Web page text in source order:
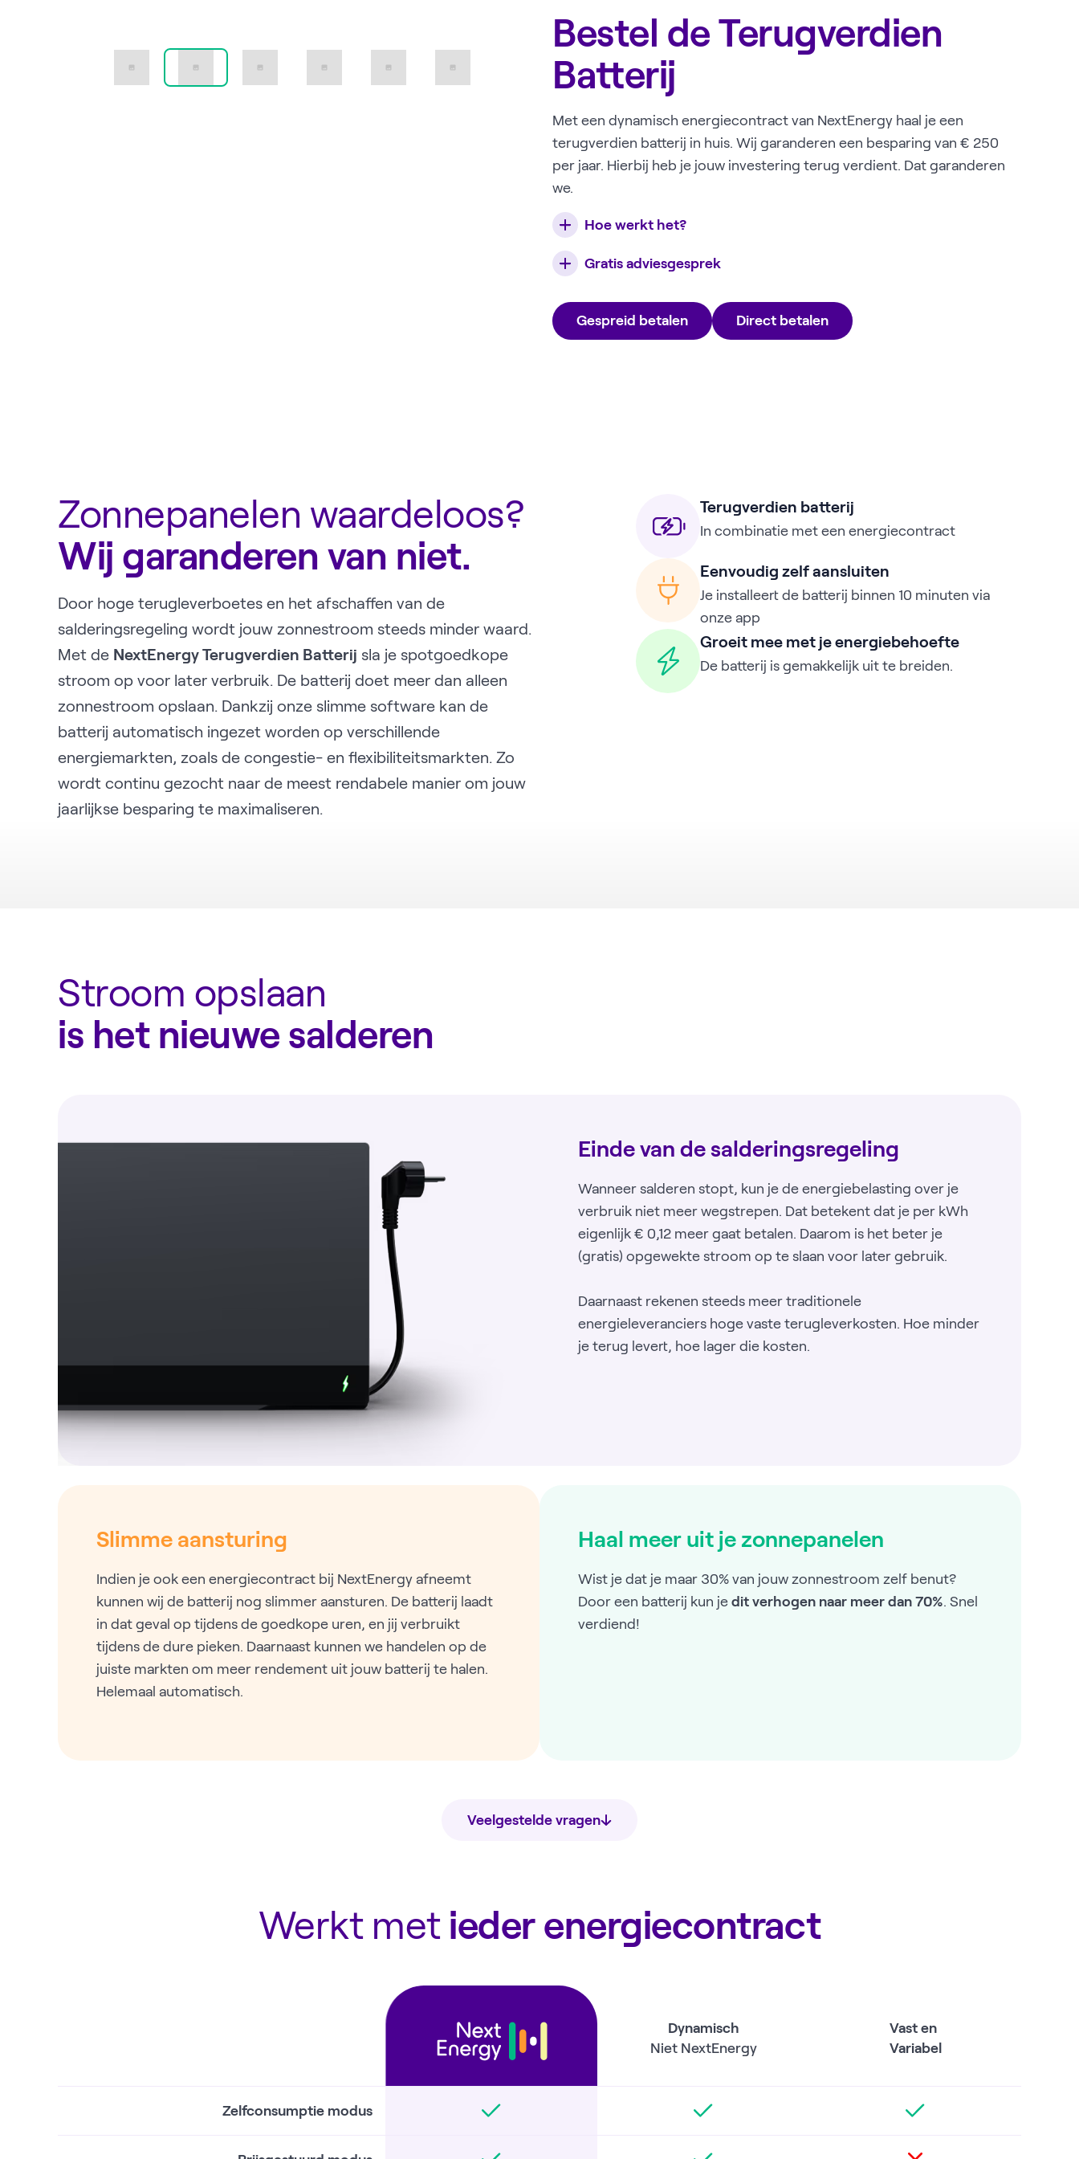
Bestel de Terugverdien
Batterij
Met een dynamisch energiecontract van NextEnergy haal je een
terugverdien batterij in huis. Wij garanderen een besparing van € 250
per jaar. Hierbij heb je jouw investering terug verdient. Dat garanderen
we.
Hoe werkt het?
Gratis adviesgesprek
Gespreid betalen Direct betalen
Zonnepanelen waardeloos?
Wij garanderen van niet.
Door hoge terugleverboetes en het afschaffen van de
salderingsregeling wordt jouw zonnestroom steeds minder waard.
Met de NextEnergy Terugverdien Batterij sla je spotgoedkope
stroom op voor later verbruik. De batterij doet meer dan alleen
zonnestroom opslaan. Dankzij onze slimme software kan de
batterij automatisch ingezet worden op verschillende
energiemarkten, zoals de congestie- en flexibiliteitsmarkten. Zo
wordt continu gezocht naar de meest rendabele manier om jouw
jaarlijkse besparing te maximaliseren.
Terugverdien batterij
In combinatie met een energiecontract
Eenvoudig zelf aansluiten
Je installeert de batterij binnen 10 minuten via
onze app
Groeit mee met je energiebehoefte
De batterij is gemakkelijk uit te breiden.
Stroom opslaan
is het nieuwe salderen
Einde van de salderingsregeling
Wanneer salderen stopt, kun je de energiebelasting over je
verbruik niet meer wegstrepen. Dat betekent dat je per kWh
eigenlijk € 0,12 meer gaat betalen. Daarom is het beter je
(gratis) opgewekte stroom op te slaan voor later gebruik.
Daarnaast rekenen steeds meer traditionele
energieleveranciers hoge vaste terugleverkosten. Hoe minder
je terug levert, hoe lager die kosten.
Slimme aansturing
Indien je ook een energiecontract bij NextEnergy afneemt
kunnen wij de batterij nog slimmer aansturen. De batterij laadt
in dat geval op tijdens de goedkope uren, en jij verbruikt
tijdens de dure pieken. Daarnaast kunnen we handelen op de
juiste markten om meer rendement uit jouw batterij te halen.
Helemaal automatisch.
Haal meer uit je zonnepanelen
Wist je dat je maar 30% van jouw zonnestroom zelf benut?
Door een batterij kun je dit verhogen naar meer dan 70%. Snel
verdiend!
Veelgestelde vragen
Werkt metieder energiecontract
Dynamisch
Niet NextEnergy
Vast en
Variabel
Zelfconsumptie modus